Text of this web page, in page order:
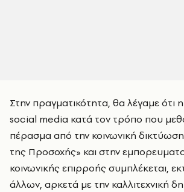
Στην πραγματικότητα, θα λέγαμε ότι
social media κατά τον τρόπο που
πέρασμα από την κοινωνική
της Προσοχής» και στην
κοινωνικής επιρροής συμπλέκεται,
άλλων, αρκετά με την καλλιτεχνική